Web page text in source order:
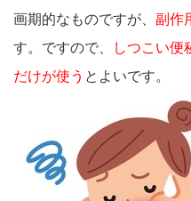
画期的なものですが、 副作
す。ですので、
しつこい便
だけが使う とよいです。